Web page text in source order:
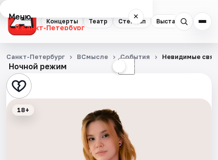
Концерты Театр Стендап Выставки
Меню ×
Санкт-Петербург
Концерты
Театр
Стендап
Ночной режим ☾
Санкт-Петербург ВСмысле События Невидимые
18+